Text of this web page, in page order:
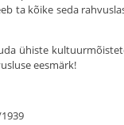
ta kõike seda
ühiste
eesmärk!